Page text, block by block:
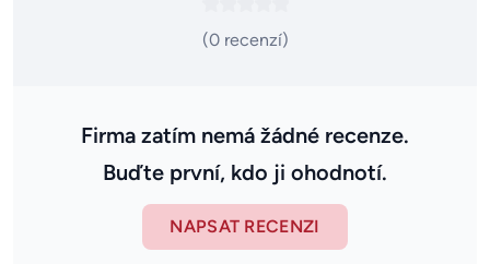
(0 recenzí)
Firma zatím nemá žádné recenze.
Buďte první, kdo ji ohodnotí.
NAPSAT RECENZI